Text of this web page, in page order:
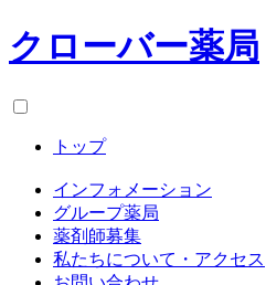
クローバー薬局
トップ
インフォメーション
グループ薬局
薬剤師募集
私たちについて・アクセス